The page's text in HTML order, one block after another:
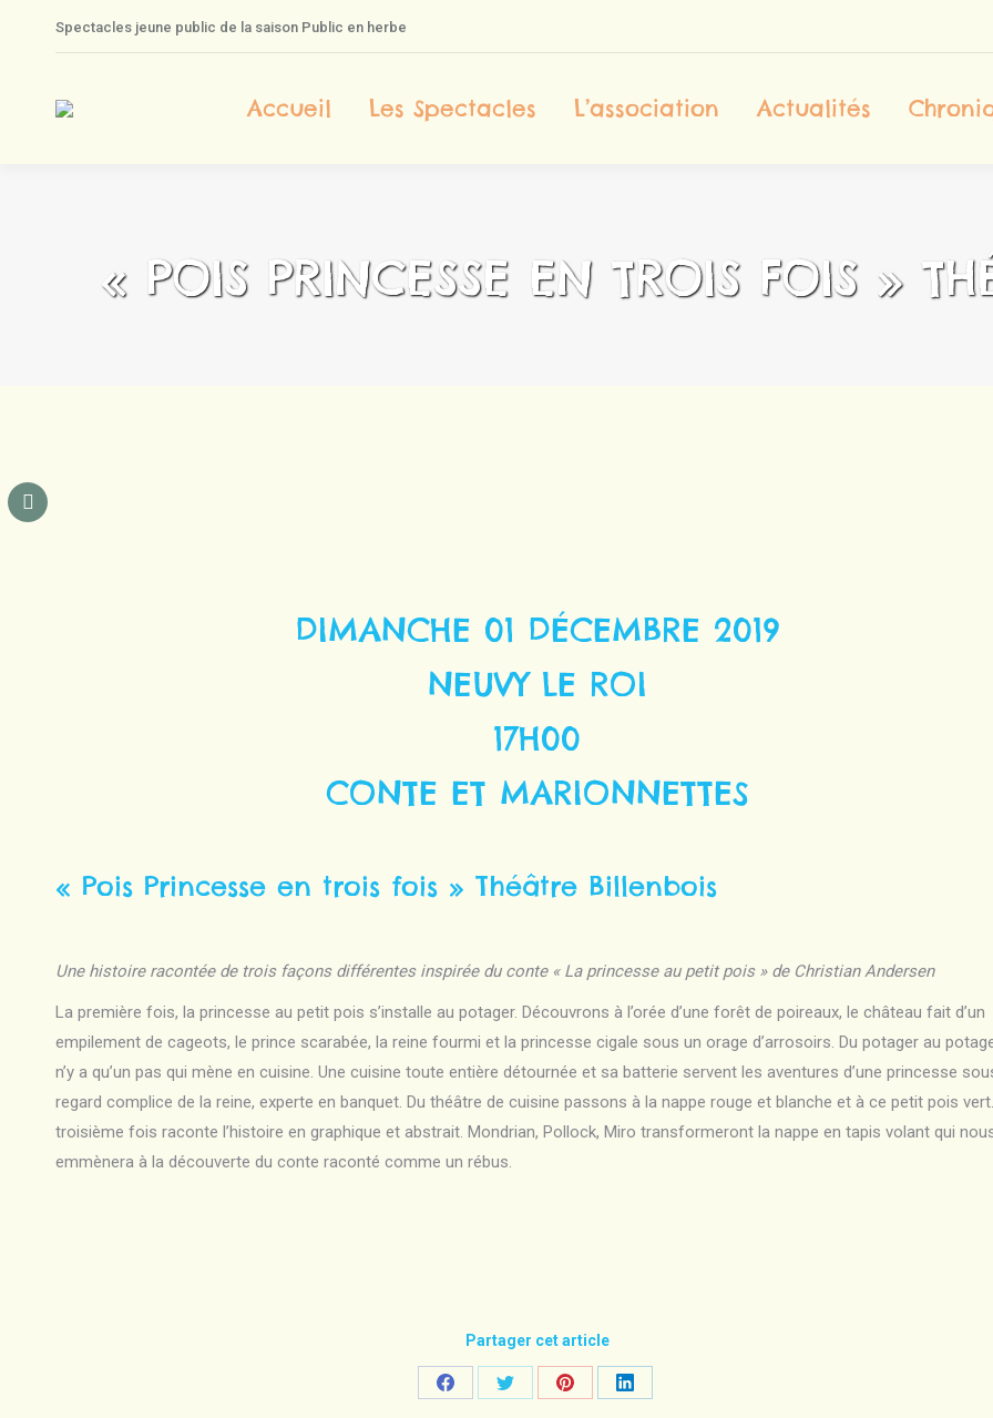
Spectacles jeune public de la saison Public en herbe
Accueil Les Spectacles L’association Actualités
« POIS PRINCESSE EN TROIS FOIS »
DIMANCHE 01 DÉCEMBRE 2019
NEUVY LE ROI
17H00
CONTE ET MARIONNETTES
« Pois Princesse en trois fois » Théâtre Billenbois
Une histoire racontée de trois façons différentes inspirée du conte « La princesse au petit pois » de Christian Andersen
La première fois, la princesse au petit pois s’installe au potager. Découvrons à l’orée d’une forêt de poireaux, le château fait d’un
empilement de cageots, le prince scarabée, la reine fourmi et la princesse cigale sous un orage d’arrosoirs. Du potager au
n’y a qu’un pas qui mène en cuisine. Une cuisine toute entière détournée et sa batterie servent les aventures d’une princesse
regard complice de la reine, experte en banquet. Du théâtre de cuisine passons à la nappe rouge et blanche et à ce petit pois
troisième fois raconte l’histoire en graphique et abstrait. Mondrian, Pollock, Miro transformeront la nappe en tapis volant qui
emmènera à la découverte du conte raconté comme un rébus.
Partager cet article
Share
Share
Share
Share
Accueil Les Spectacles L’association